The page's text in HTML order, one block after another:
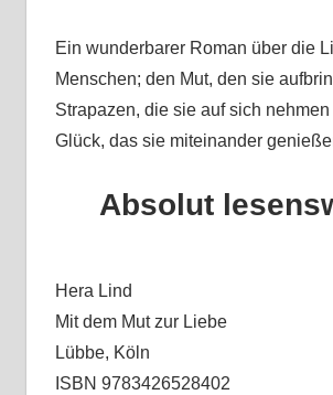
Ein wunderbarer Roman über die
Menschen; den Mut, den sie
Strapazen, die sie auf sich
Glück, das sie miteinander
Absolut
Hera Lind
Mit dem Mut zur Liebe
Lübbe, Köln
ISBN 9783426528402